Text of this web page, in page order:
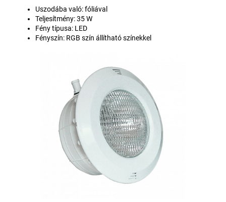
Uszodába való: fóliával
Teljesítmény: 35 W
Fény típusa: LED
Fényszín: RGB szín állítható színekkel